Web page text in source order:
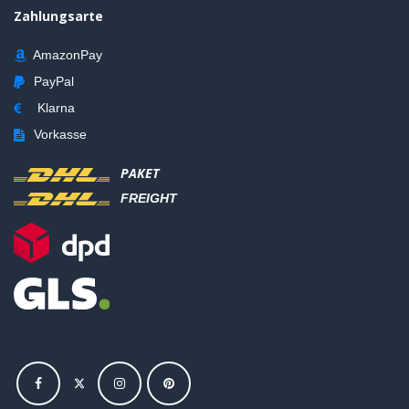
Zahlungsarte
AmazonPay
PayPal
Klarna
Vorkasse
PAKET
FREIGHT